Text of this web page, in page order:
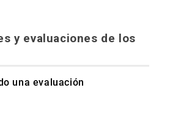
y evaluaciones de los
una evaluación